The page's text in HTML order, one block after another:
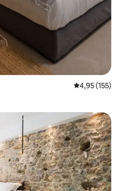
4,95 (155)